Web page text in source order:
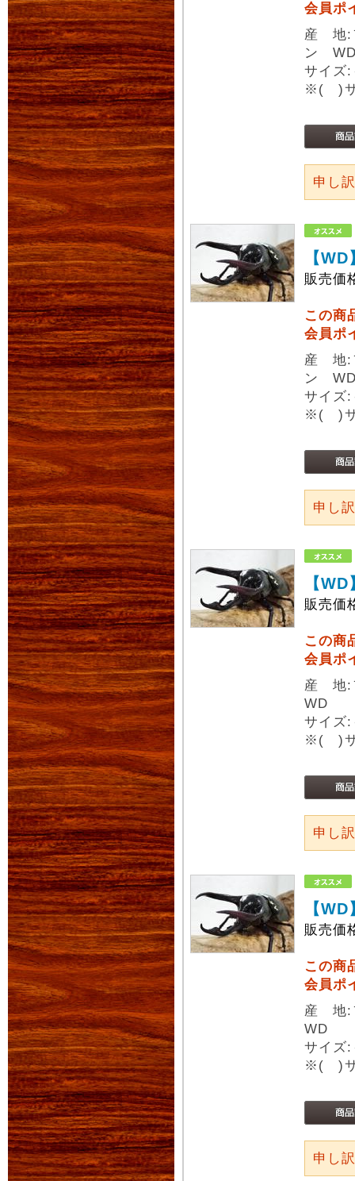
会員ポ
産 地:
ン
サイズ
※( )サ
申し
【
販売価
この商
会員ポ
産 地:
ン
サイズ
※( )サ
申し
【
販売価
この商
会員ポ
産 地:
WD
サイズ
※( )サ
申し
【
販売価
この商
会員ポ
産 地:
WD
サイズ
※( )サ
申し